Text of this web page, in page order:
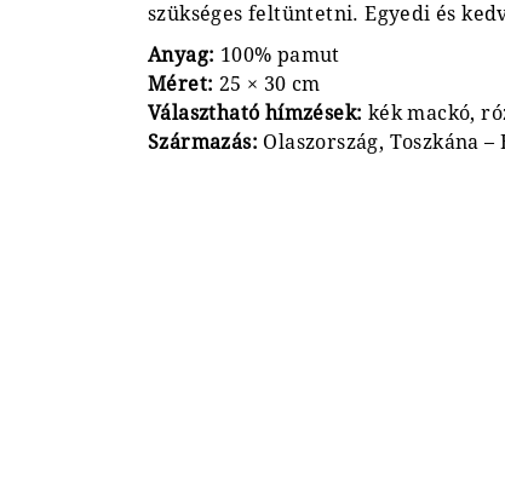
szükséges feltüntetni. Egyedi és
Anyag: 100% pamut
Méret: 25 × 30 cm
Választható hímzések: kék mackó,
Származás: Olaszország, Toszkána